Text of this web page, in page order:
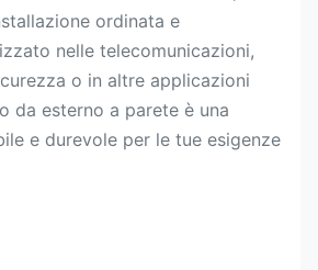
ordinata e
nelle telecomunicazioni,
o in altre applicazioni
da esterno a parete è una
e durevole per le tue esigenze